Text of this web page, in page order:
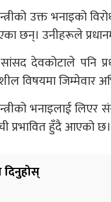
उक्त भनाइको
छन्। उनीहरूले
देवकोटाले पनि
विषयमा जिम्मेवार
भनाइलाई
प्रभावित हुँदै आएको छ।
दिनुहोस्